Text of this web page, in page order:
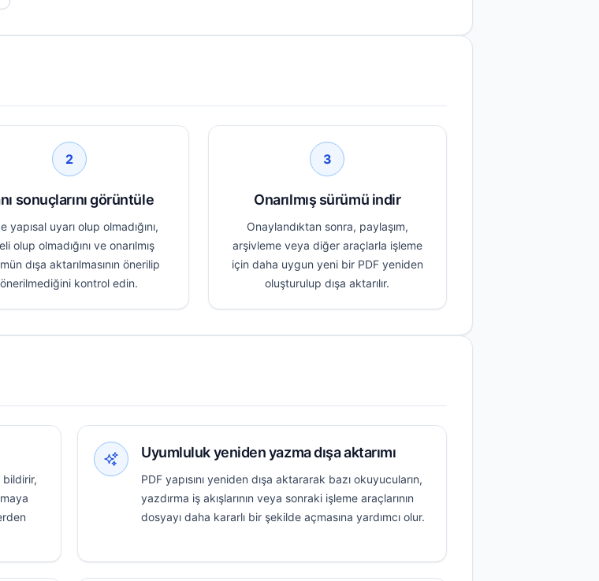
2
sonuçlarını görüntüle
yapısal uyarı olup olmadığını,
olup olmadığını ve onarılmış
dışa aktarılmasının önerilip
önerilmediğini kontrol edin.
3
Onarılmış sürümü indir
Onaylandıktan sonra, paylaşım,
arşivleme veya diğer araçlarla işleme
için daha uygun yeni bir PDF yeniden
oluşturulup dışa aktarılır.
bildirir,
Uyumluluk yeniden yazma dışa aktarımı
PDF yapısını yeniden dışa aktararak bazı okuyucuların,
yazdırma iş akışlarının veya sonraki işleme araçlarının
dosyayı daha kararlı bir şekilde açmasına yardımcı olur.